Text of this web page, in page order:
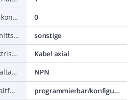
Anzahl der sicheren kontaktbehafteten Ausgänge
0
Ausführung der Schnittstelle für sicherheitsgerichtete Kommunikation
sonstige
Ausführung des elektrischen Anschlusses
Kabel axial
Ausführung des Schaltausgangs
NPN
Ausführung der Schaltfunktion
programmierbar/konfigurierbar